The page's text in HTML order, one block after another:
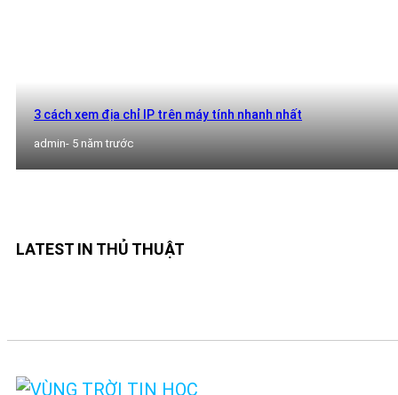
3 cách xem địa chỉ IP trên máy tính nhanh nhất
admin- 5 năm trước
LATEST IN THỦ THUẬT